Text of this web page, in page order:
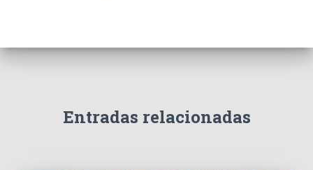
Entradas relacionadas